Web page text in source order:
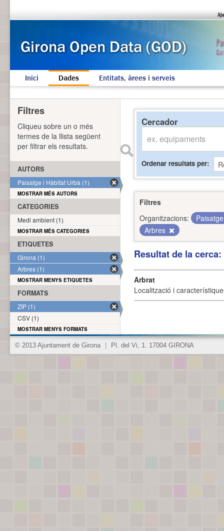
Inici Dades Entitats, àrees i serveis
Cercador
Ordenar resultats per
Filtres
Organitzacions:
Arbres
Resultat de la
Arbrat
Localització i
Filtres
Cliqueu sobre un o més
termes de la llista següent
per filtrar els resultats.
AUTORS
Paisatge i Hàbitat Urbà (1)
MOSTRAR MÉS AUTORS
CATEGORIES
Medi ambient (1)
MOSTRAR MÉS CATEGORIES
ETIQUETES
Girona (1)
Arbres (1)
MOSTRAR MENYS ETIQUETES
FORMATS
ZIP (1)
CSV (1)
MOSTRAR MENYS FORMATS
© 2013 Ajuntament de Girona Pl. del Vi, 1. 17004 GIRONA